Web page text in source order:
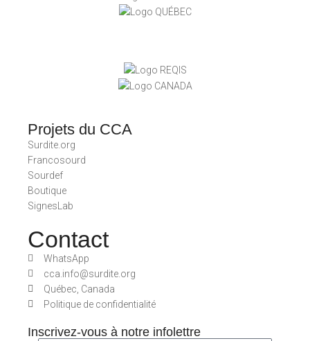
Projets du CCA
Surdite.org
Francosourd
Sourdef
Boutique
SignesLab
Contact
WhatsApp
cca.info@surdite.org
Québec, Canada
Politique de confidentialité
Inscrivez-vous à notre infolettre